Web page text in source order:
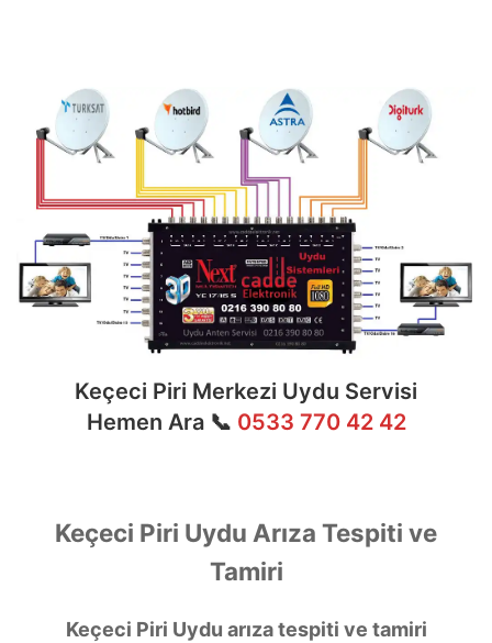
Keçeci Piri Merkezi Uydu Servisi
Hemen Ara 📞 0533 770 42 42
Keçeci Piri Uydu Arıza Tespiti ve
Tamiri
Keçeci Piri Uydu arıza tespiti ve tamiri